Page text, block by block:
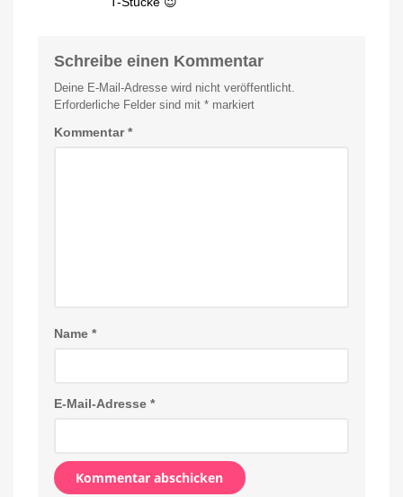
Schreibe einen Kommentar
Deine E-Mail-Adresse wird nicht veröffentlicht.
Erforderliche Felder sind mit * markiert
Kommentar*
Name *
E-Mail-Adresse *